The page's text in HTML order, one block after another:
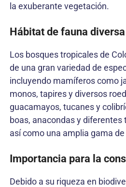
la exuberante vegetación.
Hábitat de fauna diversa
Los bosques tropicales de
de una gran variedad de
incluyendo mamíferos como
monos, tapires y diversos
guacamayos, tucanes y
boas, anacondas y diferentes
así como una amplia gama
Importancia para la
Debido a su riqueza en